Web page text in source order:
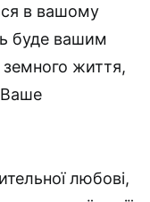
в вашому
буде вашим
земного життя,
Ваше
любові,